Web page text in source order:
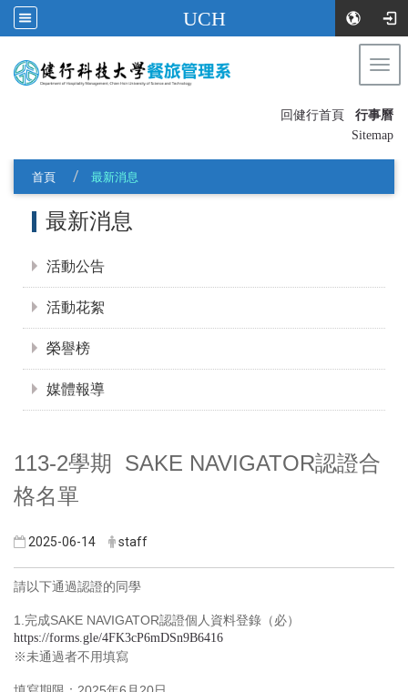
UCH
回健行首頁
行事曆
Sitemap
首頁 最新消息
最新消息
活動公告
活動花絮
榮譽榜
媒體報導
113-2學期 SAKE NAVIGATOR認證合
格名單
2025-06-14 staff
請以下通過認證的同學
1.完成SAKE NAVIGATOR認證個人資料登錄（必）
https://forms.gle/4FK3cP6mDSn9B6416
※未通過者不用填寫